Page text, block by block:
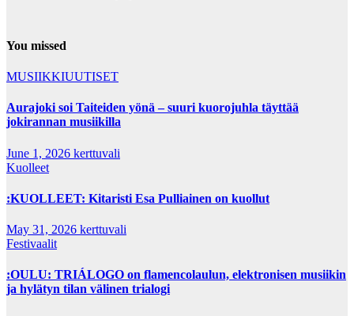
You missed
MUSIIKKIUUTISET
Aurajoki soi Taiteiden yönä – suuri kuorojuhla täyttää
jokirannan musiikilla
June 1, 2026 kerttuvali
Kuolleet
:KUOLLEET: Kitaristi Esa Pulliainen on kuollut
May 31, 2026 kerttuvali
Festivaalit
:OULU: TRIÁLOGO on flamencolaulun, elektronisen musiikin
ja hylätyn tilan välinen trialogi